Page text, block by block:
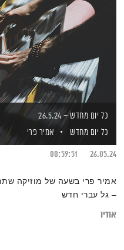
כל יום מחדש – 26.5.24
כל יום מחדש
אמיר פרי
26.05.24
00:59:51
אמיר פרי בשעה של מוזיקה
– גל עברי חדש
אודיו